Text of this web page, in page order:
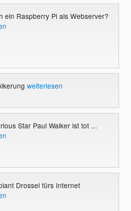
ein Raspberry Pi als Webserver?
weiterlesen
Star Paul Walker ist tot ...
Drossel fürs Internet